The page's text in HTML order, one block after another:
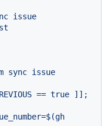
issue
sync issue